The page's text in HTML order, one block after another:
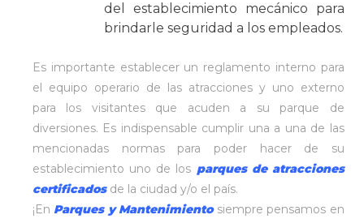
del establecimiento mecánico para
brindarle seguridad a los empleados.
Es importante establecer un reglamento interno para
el equipo operario de las atracciones y uno externo
para los visitantes que acuden a su parque de
diversiones. Es indispensable cumplir una a una de las
mencionadas normas para poder hacer de su
establecimiento uno de los parques de atracciones
certificadosde la ciudad y/o el país.
¡En Parques y Mantenimientosiempre pensamos en